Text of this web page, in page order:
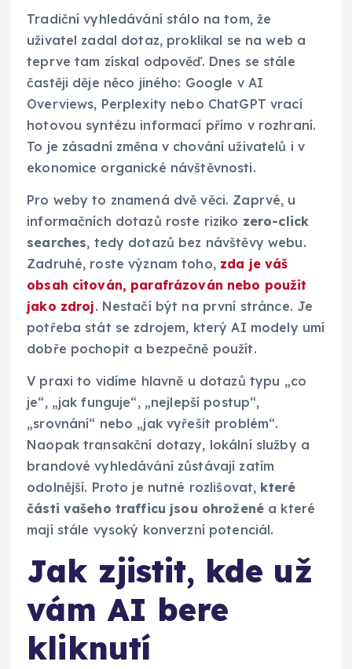
Tradiční vyhledávání stálo na tom, že
uživatel zadal dotaz, proklikal se na web a
teprve tam získal odpověď. Dnes se stále
častěji děje něco jiného: Google v AI
Overviews, Perplexity nebo ChatGPT vrací
hotovou syntézu informací přímo v rozhraní.
To je zásadní změna v chování uživatelů i v
ekonomice organické návštěvnosti.
Pro weby to znamená dvě věci. Zaprvé, u
informačních dotazů roste riziko zero-click
searches, tedy dotazů bez návštěvy webu.
Zadruhé, roste význam toho, zda je váš
obsah citován, parafrázován nebo použit
jako zdroj. Nestačí být na první stránce. Je
potřeba stát se zdrojem, který AI modely umí
dobře pochopit a bezpečně použít.
V praxi to vidíme hlavně u dotazů typu „co
je“, „jak funguje“, „nejlepší postup“,
„srovnání“ nebo „jak vyřešit problém“.
Naopak transakční dotazy, lokální služby a
brandové vyhledávání zůstávají zatím
odolnější. Proto je nutné rozlišovat, které
části vašeho trafficu jsou ohrožené a které
mají stále vysoký konverzní potenciál.
Jak zjistit, kde už
vám AI bere
kliknutí